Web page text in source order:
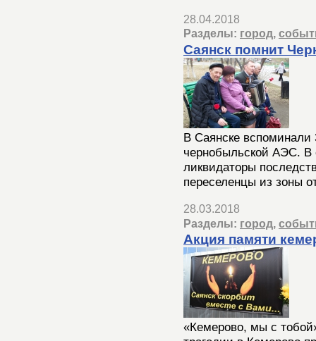
28.04.2018
Разделы: город,
Саянск помнит
В Саянске
чернобыльской АЭС. В
ликвидаторы
переселенцы из зоны
28.03.2018
Разделы: город,
Акция памяти
«Кемерово, мы с